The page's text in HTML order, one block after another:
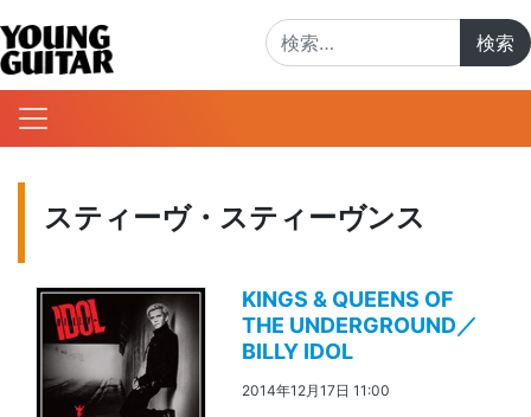
スティーヴ・スティーヴンス
KINGS & QUEENS OF
THE UNDERGROUND／
BILLY IDOL
2014年12月17日 11:00